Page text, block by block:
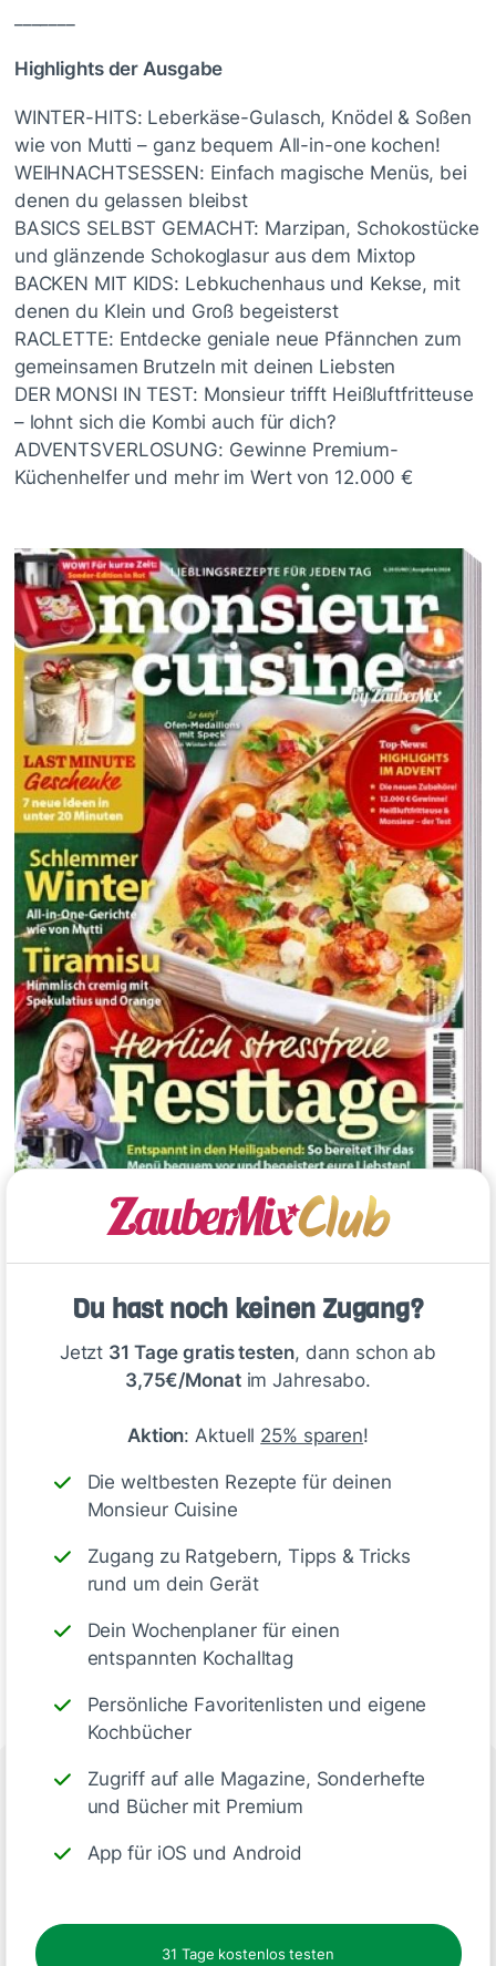
Highlights der Ausgabe
WINTER-HITS: Leberkäse-Gulasch, Knödel & Soßen
wie von Mutti – ganz bequem All-in-one kochen!
WEIHNACHTSESSEN: Einfach magische Menüs, bei
denen du gelassen bleibst
BASICS SELBST GEMACHT: Marzipan, Schokostücke
und glänzende Schokoglasur aus dem Mixtop
BACKEN MIT KIDS: Lebkuchenhaus und Kekse, mit
denen du Klein und Groß begeisterst
RACLETTE: Entdecke geniale neue Pfännchen zum
gemeinsamen Brutzeln mit deinen Liebsten
DER MONSI IN TEST: Monsieur trifft Heißluftfritteuse
– lohnt sich die Kombi auch für dich?
ADVENTSVERLOSUNG: Gewinne Premium-
Küchenhelfer und mehr im Wert von 12.000 €
Du hast noch keinen Zugang?
Jetzt 31 Tage gratis testen, dann schon ab
3,75€/Monatim Jahresabo.
Aktion: Aktuell 25% sparen!
Die weltbesten Rezepte für deinen
Monsieur Cuisine
Zugang zu Ratgebern, Tipps & Tricks
rund um dein Gerät
Dein Wochenplaner für einen
entspannten Kochalltag
Persönliche Favoritenlisten und eigene
Kochbücher
Zugriff auf alle Magazine, Sonderhefte
und Bücher mit Premium
App für iOS und Android
31 Tage kostenlos testen